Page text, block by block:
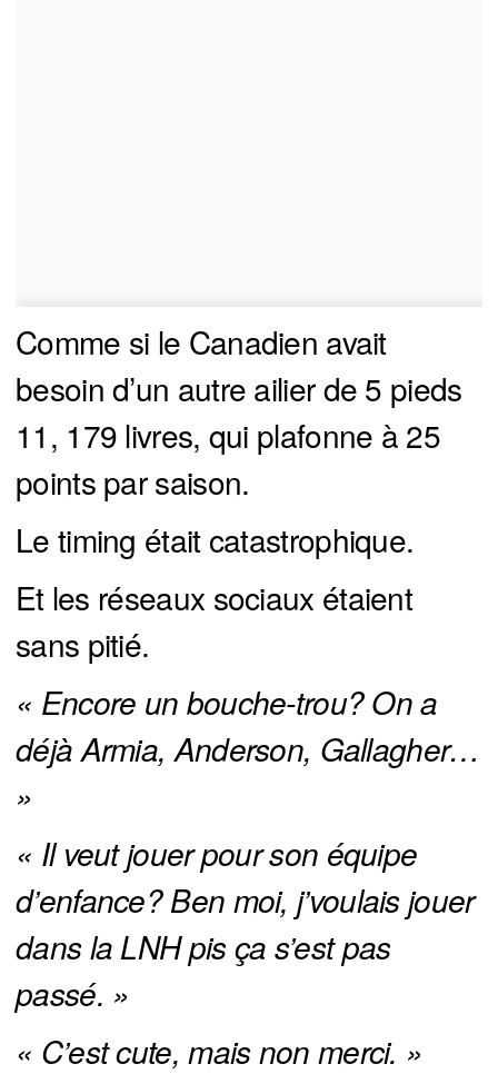
Comme si le Canadien avait
besoin d’un autre ailier de 5 pieds
11, 179 livres, qui plafonne à 25
points par saison.
Le timing était catastrophique.
Et les réseaux sociaux étaient
sans pitié.
« Encore un bouche-trou? On a
déjà Armia, Anderson, Gallagher…
»
« Il veut jouer pour son équipe
d’enfance? Ben moi, j’voulais jouer
dans la LNH pis ça s’est pas
passé. »
« C’est cute, mais non merci. »